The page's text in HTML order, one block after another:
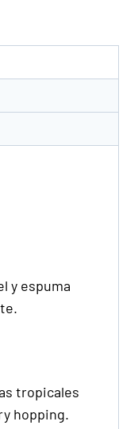
y espuma
tropicales
hopping.